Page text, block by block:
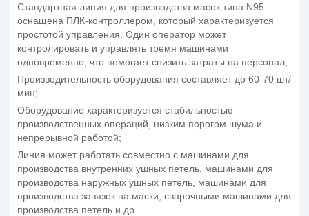
Стандартная линия для производства масок типа N95
оснащена ПЛК-контроллером, который характеризуется
простотой управления. Один оператор может
контролировать и управлять тремя машинами
одновременно, что помогает снизить затраты на персонал;
Производительность оборудования составляет до 60-70 шт/
мин;
Оборудование характеризуется стабильностью
производственных операций, низким порогом шума и
непрерывной работой;
Линия может работать совместно с машинами для
производства внутренних ушных петель, машинами для
производства наружных ушных петель, машинами для
производства завязок на маски, сварочными машинами для
производства петель и др.